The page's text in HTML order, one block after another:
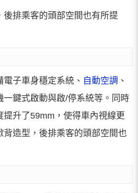
後排乘客的頭部空間也有所提
子車身穩定系統、 自動空調 、
一鍵式啟動與啟/停系統等。同時
提升了59mm，使得車內視線更
背造型，後排乘客的頭部空間也